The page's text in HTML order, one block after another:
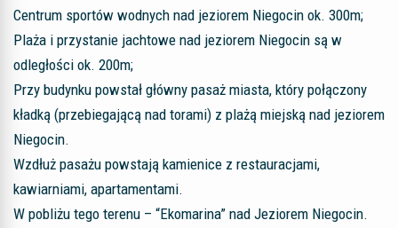
Centrum sportów wodnych nad jeziorem Niegocin ok. 300m;
Plaża i przystanie jachtowe nad jeziorem Niegocin są w
odległości ok. 200m;
Przy budynku powstał główny pasaż miasta, który połączony
kładką (przebiegającą nad torami) z plażą miejską nad jeziorem
Niegocin.
Wzdłuż pasażu powstają kamienice z restauracjami,
kawiarniami, apartamentami.
W pobliżu tego terenu – “Ekomarina” nad Jeziorem Niegocin.